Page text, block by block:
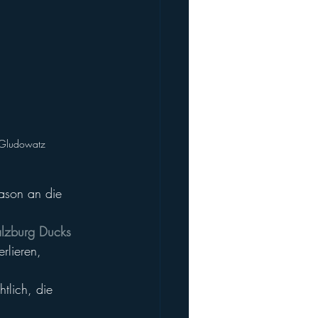
Gludowatz
an die
Ducks
die